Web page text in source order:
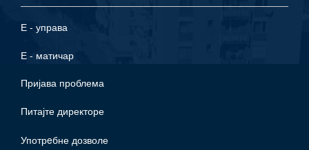
Е - управа
Е - матичар
Пријава проблема
Питајте директоре
Употрeбне дозволе